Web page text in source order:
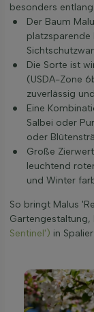
besonders
Der Baum
platzsparende
Die Sorte ist
(USDA-Zone
zuverlässig
Eine
Salbei oder
oder
Große
leuchtend
und Winter
So bringt Malus
Gartengestaltung,
Sentinel') in